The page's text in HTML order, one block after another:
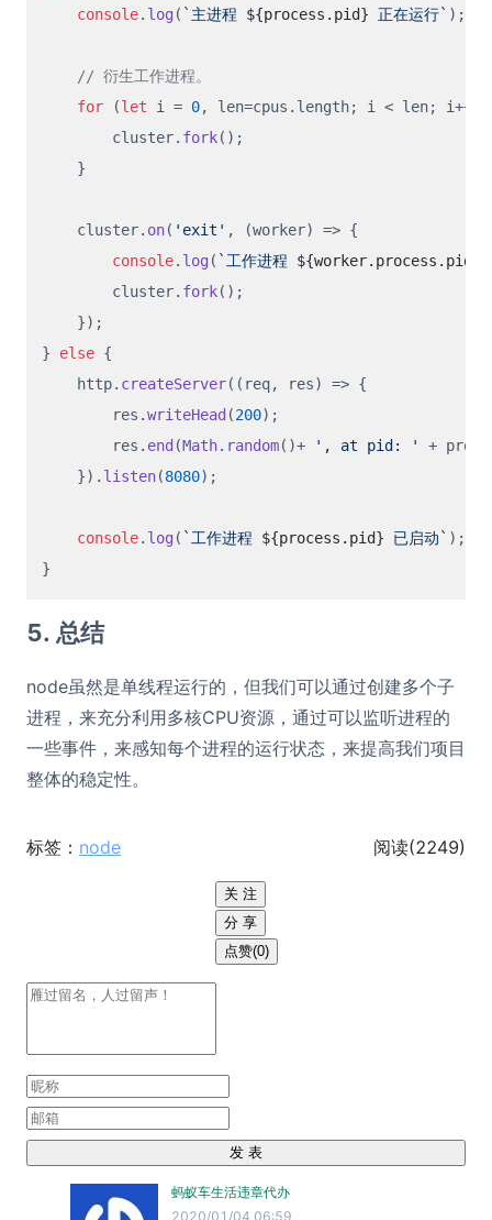
console. log ( `主进程 ${process.pid} 正在运行` );
// 衍生工作进程。
for (let i = 0, len=cpus. length; i < len; i++)
        cluster.
fork();
    }
    cluster.
on( 'exit' , (worker) => {
console. log ( `工作进程 ${worker.process.pid}
        cluster.
fork();
    });
} else {
    http.
createServer( ( req, res) => {
        res.
writeHead (200);
        res.
end (Math. random()+ ', at pid: '
+
    }).
listen(8080);
console. log ( `工作进程 ${process.pid} 已启动` );
5. 总结
node虽然是单线程运行的，但我们可以通过创建多个子
进程，来充分利用多核CPU资源，通过可以监听进程的
一些事件，来感知每个进程的运行状态，来提高我们项目
整体的稳定性。
标签： node 阅读(2249)
关 注
分 享
点赞(0)
发 表
蚂蚁车生活违章代办
2020/01/04 06:59